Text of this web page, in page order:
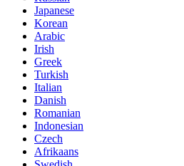
Japanese
Korean
Arabic
Irish
Greek
Turkish
Italian
Danish
Romanian
Indonesian
Czech
Afrikaans